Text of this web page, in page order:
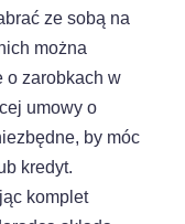
ze sobą na
można
o zarobkach w
umowy o
by móc
kredyt.
komplet